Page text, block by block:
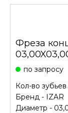
Фреза
по запросу
Кол-во зубьев
Бренд - IZAR
Диаметр -